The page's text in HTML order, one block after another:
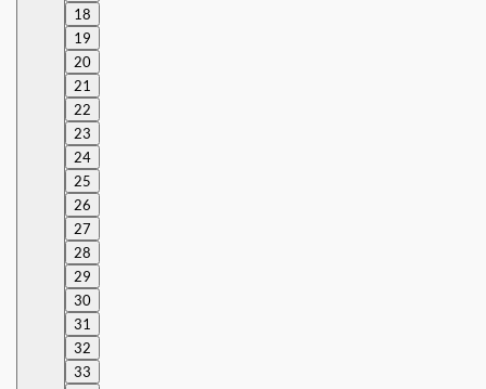
18
19
20
21
22
23
24
25
26
27
28
29
30
31
32
33